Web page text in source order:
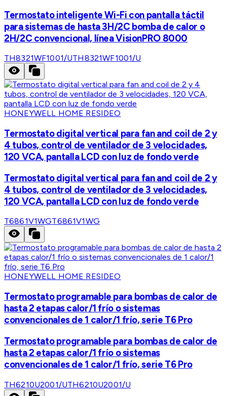
Termostato inteligente Wi-Fi con pantalla táctil
para sistemas de hasta 3H/2C bomba de calor o
2H/2C convencional, línea VisionPRO 8000
TH8321WF1001/UTH8321WF1001/U
HONEYWELL HOME RESIDEO
Termostato digital vertical para fan and coil de 2 y
4 tubos, control de ventilador de 3 velocidades,
120 VCA, pantalla LCD con luz de fondo verde
Termostato digital vertical para fan and coil de 2 y
4 tubos, control de ventilador de 3 velocidades,
120 VCA, pantalla LCD con luz de fondo verde
T6861V1WGT6861V1WG
HONEYWELL HOME RESIDEO
Termostato programable para bombas de calor de
hasta 2 etapas calor/1 frío o sistemas
convencionales de 1 calor/1 frío, serie T6 Pro
Termostato programable para bombas de calor de
hasta 2 etapas calor/1 frío o sistemas
convencionales de 1 calor/1 frío, serie T6 Pro
TH6210U2001/UTH6210U2001/U